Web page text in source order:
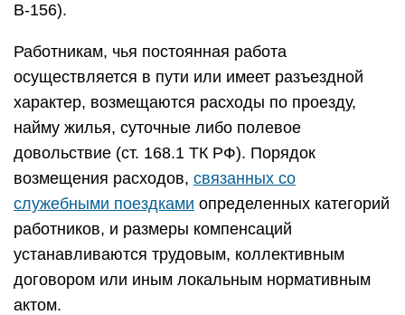
В-156).
Работникам, чья постоянная работа
осуществляется в пути или имеет разъездной
характер, возмещаются расходы по проезду,
найму жилья, суточные либо полевое
довольствие (ст. 168.1 ТК РФ). Порядок
возмещения расходов, связанных со
служебными поездками определенных категорий
работников, и размеры компенсаций
устанавливаются трудовым, коллективным
договором или иным локальным нормативным
актом.